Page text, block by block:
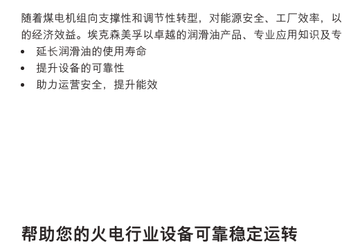
随着煤电机组向支撑性和调节性转型，对能源安全、工厂效率，
的经济效益。埃克森美孚以卓越的润滑油产品、专业应用知识及
延长润滑油的使用寿命
提升设备的可靠性
助力运营安全，提升能效
帮助您的火电行业设备可靠稳定运转